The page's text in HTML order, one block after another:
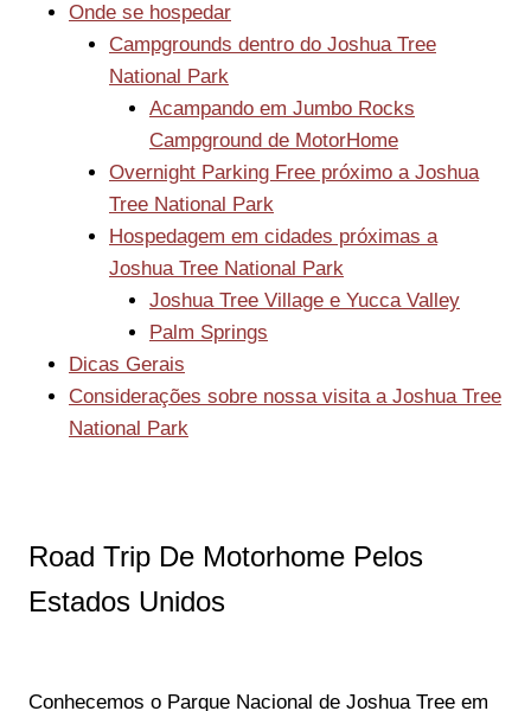
Onde se hospedar
Campgrounds dentro do Joshua Tree
National Park
Acampando em Jumbo Rocks
Campground de MotorHome
Overnight Parking Free próximo a Joshua
Tree National Park
Hospedagem em cidades próximas a
Joshua Tree National Park
Joshua Tree Village e Yucca Valley
Palm Springs
Dicas Gerais
Considerações sobre nossa visita a Joshua Tree
National Park
Road Trip De Motorhome Pelos
Estados Unidos
Conhecemos o Parque Nacional de Joshua Tree em